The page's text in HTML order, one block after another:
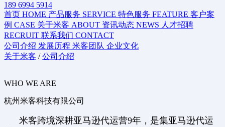
189 6994 5914
首页 HOME 产品服务 SERVICE 特色服务 FEATURE 客户案
例 CASE 关于米客 ABOUT 资讯动态 NEWS 人才招聘
RECRUIT 联系我们 CONTACT
公司介绍 发展历程 米客团队 企业文化
关于米客 / 公司介绍
WHO WE ARE
杭州米客科技有限公司
米客跨境深耕亚马逊代运营9年，是集亚马逊代运